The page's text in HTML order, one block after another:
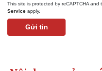
This site is protected by reCAPTCHA and
Service apply.
Gửi tin